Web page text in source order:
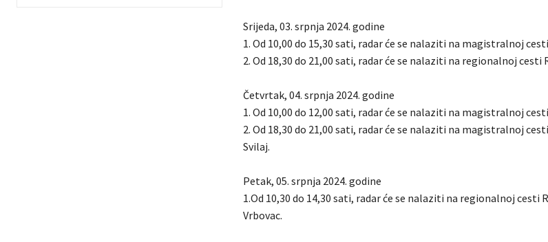
Srijeda, 03. srpnja 2024. godine
1. Od 10,00 do 15,30 sati, radar će se nalaziti na magistralnoj
2. Od 18,30 do 21,00 sati, radar će se nalaziti na regionalnoj cesti
Četvrtak, 04. srpnja 2024. godine
1. Od 10,00 do 12,00 sati, radar će se nalaziti na magistralnoj
2. Od 18,30 do 21,00 sati, radar će se nalaziti na magistralnoj
Svilaj.
Petak, 05. srpnja 2024. godine
1.Od 10,30 do 14,30 sati, radar će se nalaziti na regionalnoj cesti
Vrbovac.